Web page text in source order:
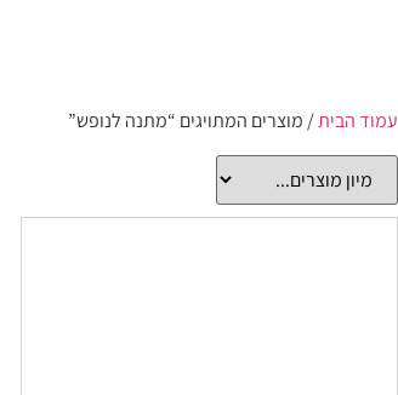
עמוד הבית/ מוצרים המתויגים “מתנה לנופש”